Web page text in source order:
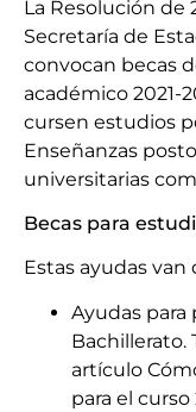
La Resolución de
Secretaría de
convocan becas
académico 2021-
cursen estudios
Enseñanzas
universitarias
Becas para
Estas ayudas van
Ayudas
Bachillerato.
artículo
para el curso